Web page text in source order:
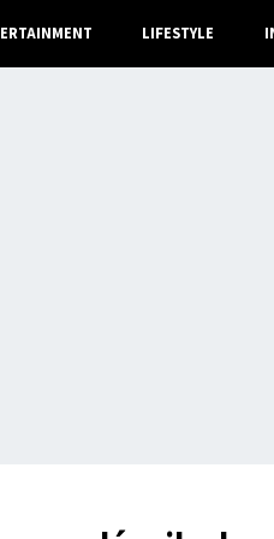
LIFESTYLE